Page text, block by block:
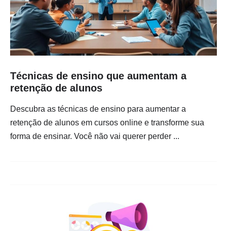
Técnicas de ensino que aumentam a
retenção de alunos
Descubra as técnicas de ensino para aumentar a
retenção de alunos em cursos online e transforme sua
forma de ensinar. Você não vai querer perder ...